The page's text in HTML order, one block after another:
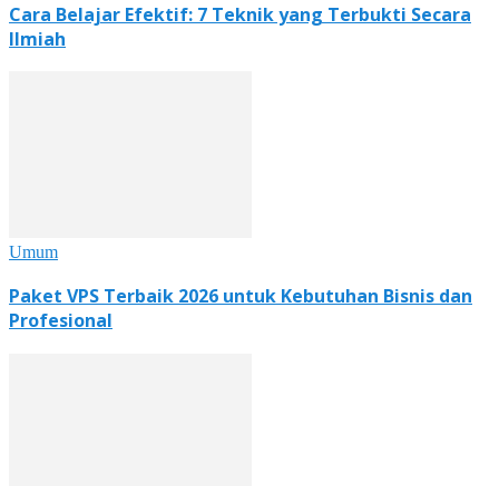
Cara Belajar Efektif: 7 Teknik yang Terbukti Secara
Ilmiah
Umum
Paket VPS Terbaik 2026 untuk Kebutuhan Bisnis dan
Profesional